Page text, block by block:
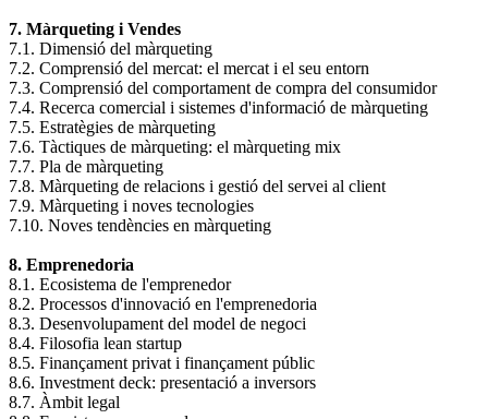
7. Màrqueting i Vendes
7.1. Dimensió del màrqueting
7.2. Comprensió del mercat: el mercat i el seu entorn
7.3. Comprensió del comportament de compra del consumidor
7.4. Recerca comercial i sistemes d'informació de màrqueting
7.5. Estratègies de màrqueting
7.6. Tàctiques de màrqueting: el màrqueting mix
7.7. Pla de màrqueting
7.8. Màrqueting de relacions i gestió del servei al client
7.9. Màrqueting i noves tecnologies
7.10. Noves tendències en màrqueting
8. Emprenedoria
8.1. Ecosistema de l'emprenedor
8.2. Processos d'innovació en l'emprenedoria
8.3. Desenvolupament del model de negoci
8.4. Filosofia lean startup
8.5. Finançament privat i finançament públic
8.6. Investment deck: presentació a inversors
8.7. Àmbit legal